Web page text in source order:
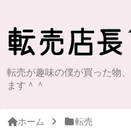
転売が趣味の僕が買った物
ます＾＾
ホーム 転売